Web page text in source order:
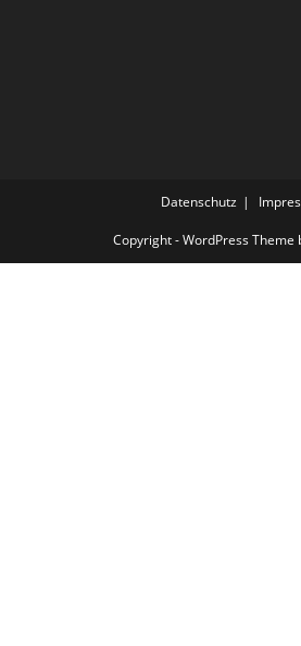
Datenschutz
Copyright - WordPress Theme